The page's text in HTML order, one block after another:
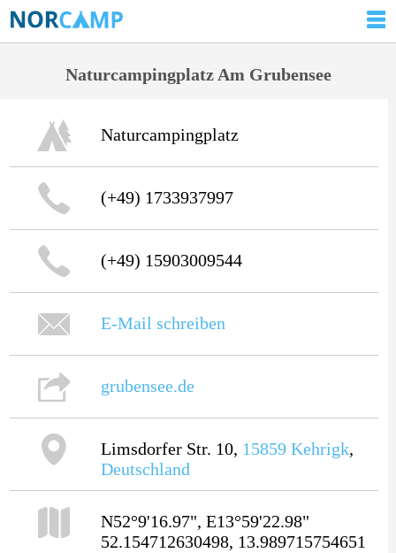
Naturcampingplatz Am Grubensee
Naturcampingplatz
(+49) 1733937997
(+49) 15903009544
E-Mail schreiben
grubensee.de
Limsdorfer Str. 10, 15859 Kehrigk,
Deutschland
N52°9'16.97", E13°59'22.98"
52.154712630498, 13.989715754651